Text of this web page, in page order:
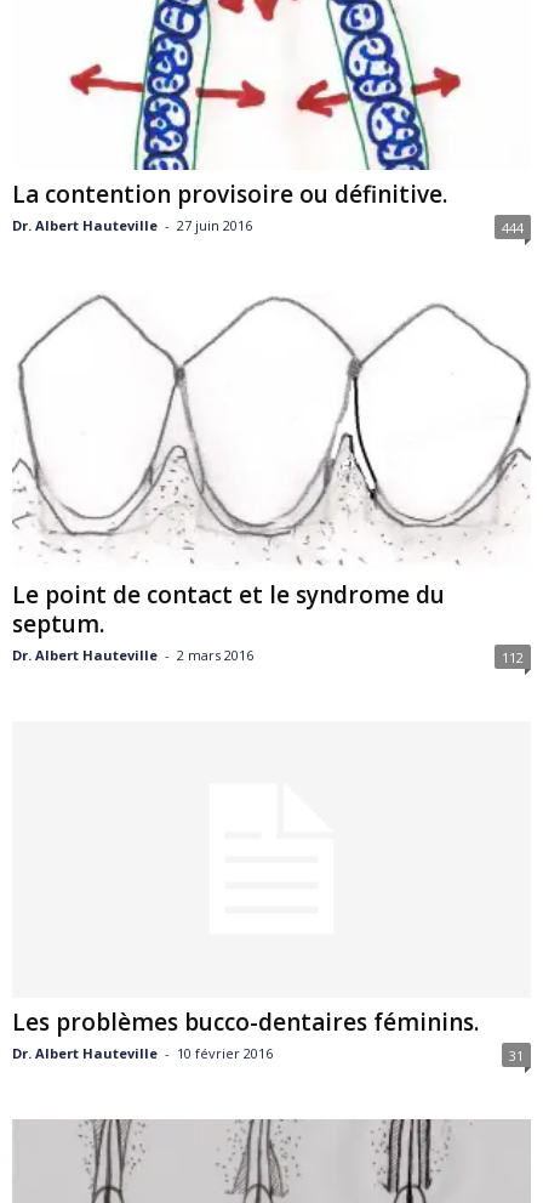
La contention provisoire ou définitive.
Dr. Albert Hauteville - 27 juin 2016 444
Le point de contact et le syndrome du
septum.
Dr. Albert Hauteville - 2 mars 2016 112
Les problèmes bucco-dentaires féminins.
Dr. Albert Hauteville - 10 février 2016 31